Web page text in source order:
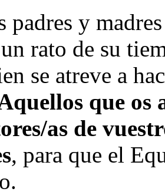
padres y
rato de su
se atreve a
que os
as de
, para que el